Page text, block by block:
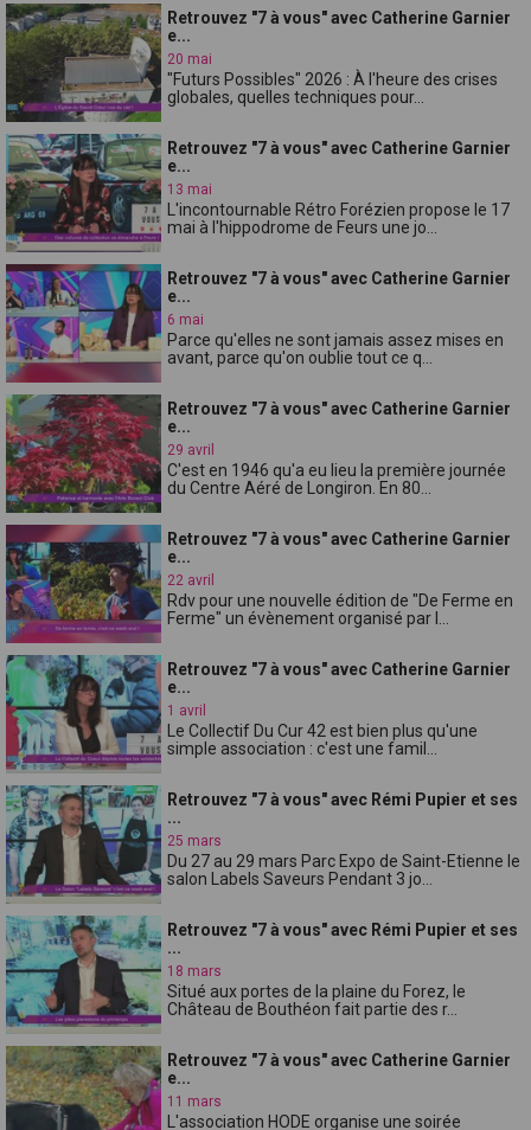
Retrouvez "7 à vous" avec Catherine Garnier
e...
20 mai
"Futurs Possibles" 2026 : À l'heure des crises
globales, quelles techniques pour...
Retrouvez "7 à vous" avec Catherine Garnier
e...
13 mai
L'incontournable Rétro Forézien propose le 17
mai à l'hippodrome de Feurs une jo...
Retrouvez "7 à vous" avec Catherine Garnier
e...
6 mai
Parce qu'elles ne sont jamais assez mises en
avant, parce qu'on oublie tout ce q...
Retrouvez "7 à vous" avec Catherine Garnier
e...
29 avril
C'est en 1946 qu'a eu lieu la première journée
du Centre Aéré de Longiron. En 80...
Retrouvez "7 à vous" avec Catherine Garnier
e...
22 avril
Rdv pour une nouvelle édition de "De Ferme en
Ferme" un évènement organisé par l...
Retrouvez "7 à vous" avec Catherine Garnier
e...
1 avril
Le Collectif Du Cur 42 est bien plus qu'une
simple association : c'est une famil...
Retrouvez "7 à vous" avec Rémi Pupier et ses
...
25 mars
Du 27 au 29 mars Parc Expo de Saint-Etienne le
salon Labels Saveurs Pendant 3 jo...
Retrouvez "7 à vous" avec Rémi Pupier et ses
...
18 mars
Situé aux portes de la plaine du Forez, le
Château de Bouthéon fait partie des r...
Retrouvez "7 à vous" avec Catherine Garnier
e...
11 mars
L'association HODE organise une soirée